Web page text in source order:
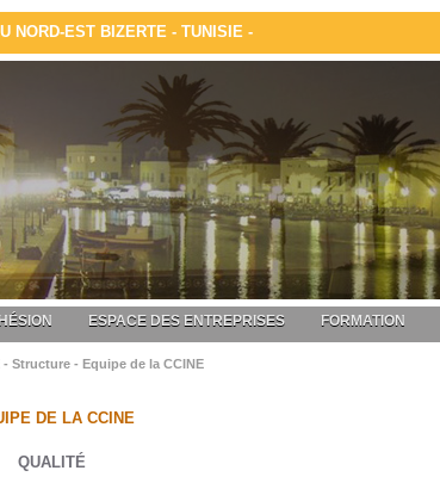
NORD-EST BIZERTE - TUNISIE -
ESPACE DES ENTREPRISES FORMATION
- Structure - Equipe de la CCINE
DE LA CCINE
QUALITÉ